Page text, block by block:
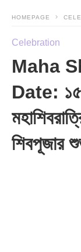
HOMEPAGE
Celebration
Maha
Date: ১৫
শিবপূজার